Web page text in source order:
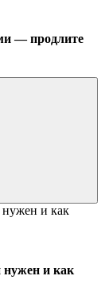
— продлите
нужен и как